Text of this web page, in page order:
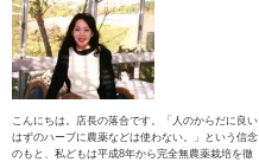
こんにちは。店長の落合です。「人のからだに良い
はずのハーブに農薬などは使わない。」という信念
のもと、私どもは平成8年から完全無農薬栽培を徹